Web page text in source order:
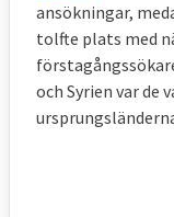
antas i
om EU:s
ansökningar,
tolfte plats med
och Syrien var de